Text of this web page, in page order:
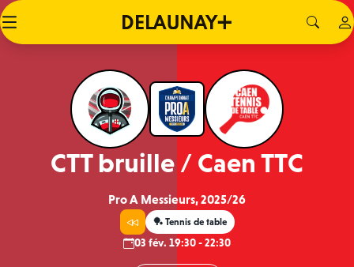
CTT bruille / Caen TTC
Pro A Messieurs, 2025/26
🏓 Tennis de table
03 fév. 19:30 - 22:30